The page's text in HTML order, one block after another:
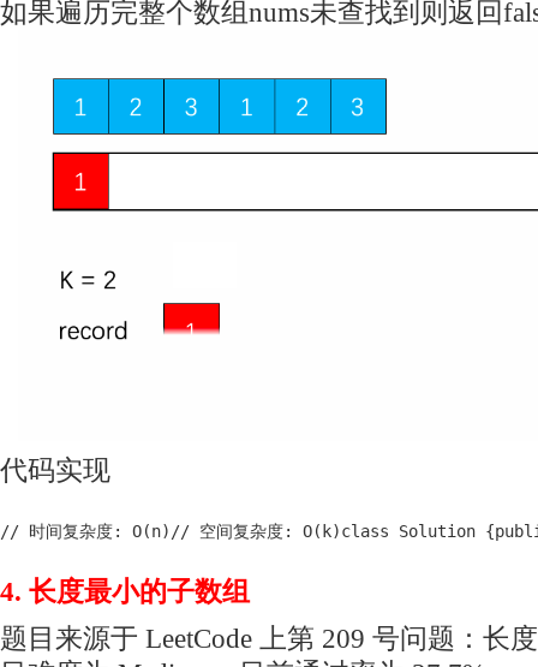
如果遍历完整个数组nums未查找到则返回
代码实现
// 时间复杂度: O(n)// 空间复杂度: O(k)class Solution
4. 长度最小的子数组
题目来源于 LeetCode 上第 209 号问题：长